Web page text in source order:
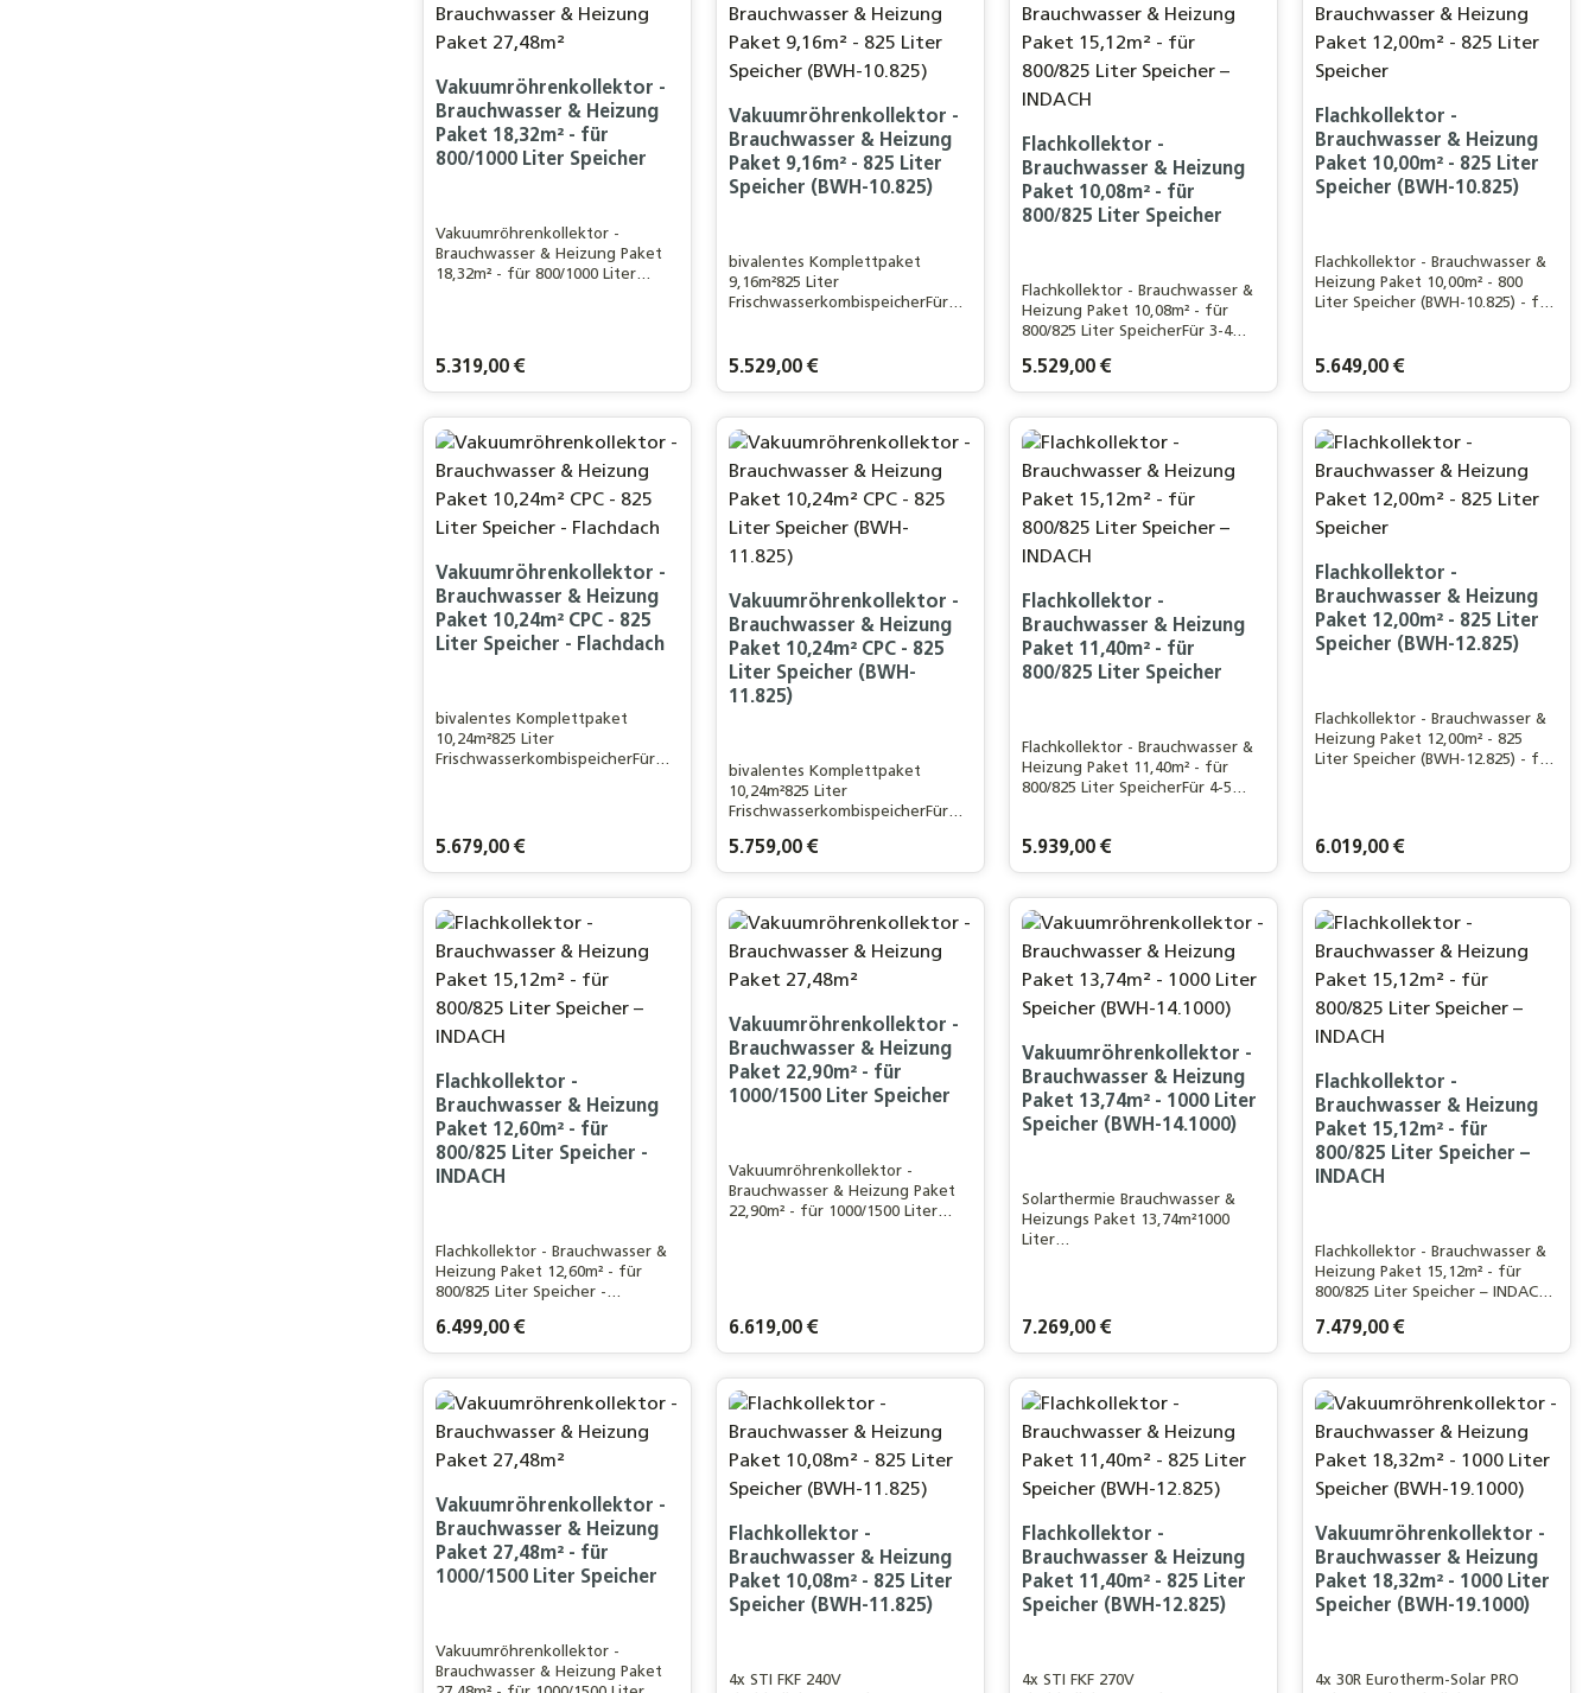
Vakuumröhrenkollektor -
Brauchwasser & Heizung
Paket 18,32m² - für
800/1000 Liter Speicher
Vakuumröhrenkollektor -
Brauchwasser & Heizung Paket
18,32m² - für 800/1000 Liter
Regulärer Preis:
5.319,00 €
Vakuumröhrenkollektor -
Brauchwasser & Heizung
Paket 9,16m² - 825 Liter
Speicher (BWH-10.825)
bivalentes Komplettpaket
9,16m²825 Liter
FrischwasserkombispeicherFür
WohnflächeLeistungsstarker 30
Regulärer Preis:
5.529,00 €
Produkt Anzahl: Gib den gewünschten Wert ein oder
Flachkollektor -
Brauchwasser & Heizung
Paket 10,08m² - für
800/825 Liter Speicher
Flachkollektor - Brauchwasser &
Heizung Paket 10,08m² - für
800/825 Liter SpeicherFür 3-4
Wohnfläche
Regulärer Preis:
5.529,00 €
Produkt Anzahl: Gib den gewünschten
Flachkollektor -
Brauchwasser & Heizung
Paket 10,00m² - 825 Liter
Speicher (BWH-10.825)
Flachkollektor - Brauchwasser &
Heizung Paket 10,00m² - 800
Liter Speicher (BWH-10.825) - für
Regulärer Preis:
5.649,00 €
Produkt Anzahl:
Vakuumröhrenkollektor -
Brauchwasser & Heizung
Paket 10,24m² CPC - 825
Liter Speicher - Flachdach
bivalentes Komplettpaket
10,24m²825 Liter
FrischwasserkombispeicherFür
Eurotherm-Solar-CPC 24R
Regulärer Preis:
5.679,00 €
Produkt Anzahl: Gib den gewünschten Wert ein oder benutze die Schaltflächen um
Vakuumröhrenkollektor -
Brauchwasser & Heizung
Paket 10,24m² CPC - 825
Liter Speicher (BWH-
11.825)
bivalentes Komplettpaket
10,24m²825 Liter
FrischwasserkombispeicherFür
120m²
WohnflächeLeistungsstarker
Vakuumröhrenkollektor
Regulärer Preis:
5.759,00 €
Produkt Anzahl: Gib den gewünschten Wert ein oder
Flachkollektor -
Brauchwasser & Heizung
Paket 11,40m² - für
800/825 Liter Speicher
Flachkollektor - Brauchwasser &
Heizung Paket 11,40m² - für
800/825 Liter SpeicherFür 4-5
Regulärer Preis:
5.939,00 €
Produkt Anzahl: Gib den gewünschten
Flachkollektor -
Brauchwasser & Heizung
Paket 12,00m² - 825 Liter
Speicher (BWH-12.825)
Flachkollektor - Brauchwasser &
Heizung Paket 12,00m² - 825
Liter Speicher (BWH-12.825) - für
Regulärer Preis:
6.019,00 €
Produkt Anzahl:
Flachkollektor -
Brauchwasser & Heizung
Paket 12,60m² - für
800/825 Liter Speicher -
INDACH
Flachkollektor - Brauchwasser &
Heizung Paket 12,60m² - für
800/825 Liter Speicher -
Haushalt / 120m²
WohnflächeLeistungsstarker
INDACHMONTAGE
Regulärer Preis:
6.499,00 €
Produkt Anzahl: Gib den gewünschten Wert ein oder benutze die Schaltflächen um
Vakuumröhrenkollektor -
Brauchwasser & Heizung
Paket 22,90m² - für
1000/1500 Liter Speicher
Vakuumröhrenkollektor -
Brauchwasser & Heizung Paket
22,90m² - für 1000/1500 Liter
Regulärer Preis:
6.619,00 €
Vakuumröhrenkollektor -
Brauchwasser & Heizung
Paket 13,74m² - 1000 Liter
Speicher (BWH-14.1000)
Solarthermie Brauchwasser &
Heizungs Paket 13,74m²1000
Liter
WohnflächeLeistungsstarker 30
Regulärer Preis:
7.269,00 €
Produkt Anzahl: Gib den gewünschten
Flachkollektor -
Brauchwasser & Heizung
Paket 15,12m² - für
800/825 Liter Speicher –
INDACH
Flachkollektor - Brauchwasser &
Heizung Paket 15,12m² - für
800/825 Liter Speicher – INDACH
/ 150m²
WohnflächeLeistungsstarker
INDACHMONTAGE
Regulärer Preis:
7.479,00 €
Produkt Anzahl:
Vakuumröhrenkollektor -
Brauchwasser & Heizung
Paket 27,48m² - für
1000/1500 Liter Speicher
Vakuumröhrenkollektor -
Brauchwasser & Heizung Paket
Flachkollektor -
Brauchwasser & Heizung
Paket 10,08m² - 825 Liter
Speicher (BWH-11.825)
4x STI FKF 240V
Flachkollektor -
Brauchwasser & Heizung
Paket 11,40m² - 825 Liter
Speicher (BWH-12.825)
4x STI FKF 270V
Vakuumröhrenkollektor -
Brauchwasser & Heizung
Paket 18,32m² - 1000 Liter
Speicher (BWH-19.1000)
4x 30R Eurotherm-Solar PRO